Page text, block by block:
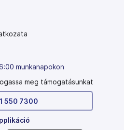
munkanapokon
meg támogatásunkat
550 7300